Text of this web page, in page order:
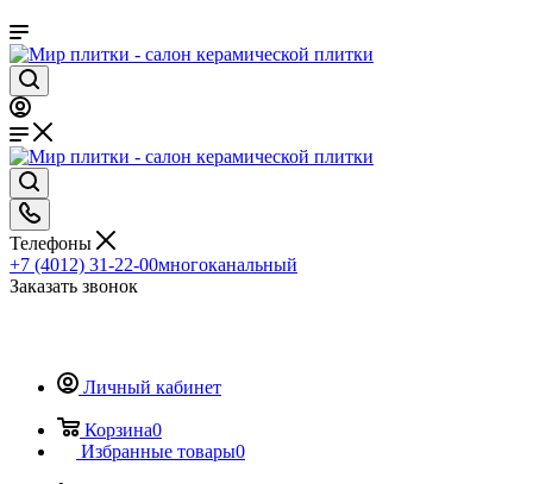
Телефоны
+7 (4012) 31-22-00многоканальный
Заказать звонок
Личный кабинет
Корзина0
Избранные товары0